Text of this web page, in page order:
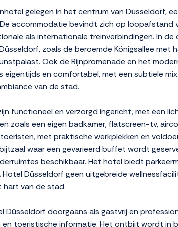
gelegen in het centrum van Düsseldorf,
accommodatie bevindt zich op
als internationale treinverbindingen. In de
zoals de beroemde Königsallee
Ook de Rijnpromenade en het
eigentijds en comfortabel, met een subtiele
van de stad.
functioneel en verzorgd ingericht, met een
zoals een eigen badkamer, flatscreen-tv,
met praktische werkplekken en
waar een gevarieerd buffet wordt
beschikbaar. Het hotel biedt
Hotel Düsseldorf geen uitgebreide
hart van de stad.
Düsseldorf doorgaans als gastvrij en
toeristische informatie. Het ontbijt wordt in